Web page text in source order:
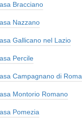
Bracciano
Nazzano
Gallicano nel Lazio
Percile
Campagnano di Roma
Montorio Romano
Pomezia